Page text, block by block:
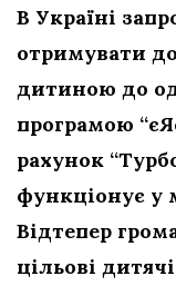
В Україні
отримувати
дитиною до
програмою
рахунок
функціонує у
Відтепер
цільові